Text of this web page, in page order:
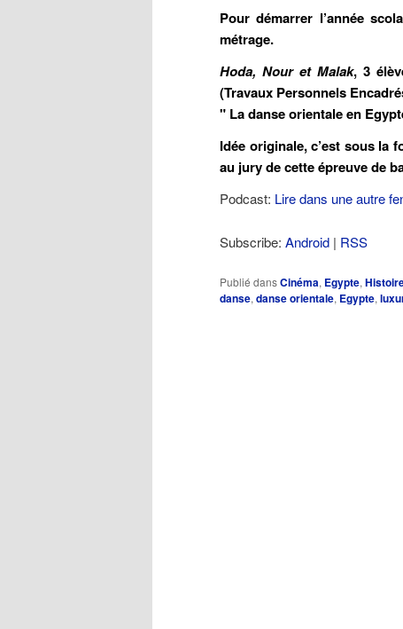
Pour démarrer l’année
métrage.
Hoda, Nour et Malak, 3
(Travaux Personnels
" La danse orientale en
Idée originale, c’est sous la
au jury de cette épreuve de
Podcast: Lire dans une autre
Subscribe: Android | RSS
Publié dansCinéma, Egypte,
danse, danse orientale, Egypte,